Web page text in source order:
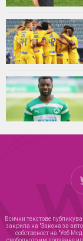
Всички текстове
закрила на "Закона за
собственост на "Уеб